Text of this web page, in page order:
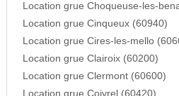
Location grue Choqueuse-les-
Location grue Cinqueux (60940)
Location grue Cires-les-mello
Location grue Clairoix (60200)
Location grue Clermont (60600)
Location grue Coivrel (60420)